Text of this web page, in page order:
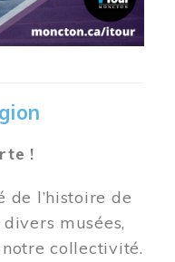
!
de l’histoire de
musées,
collectivité.